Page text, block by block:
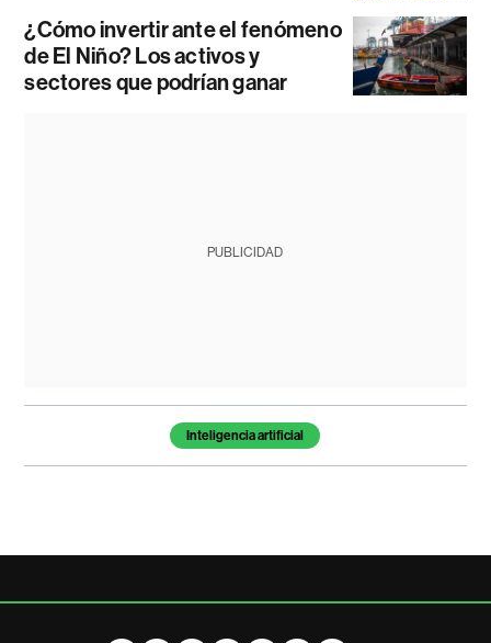
¿Cómo invertir ante el fenómeno
de El Niño? Los activos y
sectores que podrían ganar
PUBLICIDAD
Temas de este artículoInteligencia artificial